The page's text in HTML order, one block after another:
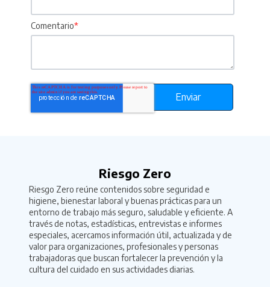
Comentario*
Riesgo Zero
Riesgo Zero reúne contenidos sobre seguridad e
higiene, bienestar laboral y buenas prácticas para un
entorno de trabajo más seguro, saludable y eficiente. A
través de notas, estadísticas, entrevistas e informes
especiales, acercamos información útil, actualizada y de
valor para organizaciones, profesionales y personas
trabajadoras que buscan fortalecer la prevención y la
cultura del cuidado en sus actividades diarias.